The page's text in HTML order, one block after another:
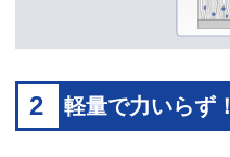
2 軽量で力いらず！